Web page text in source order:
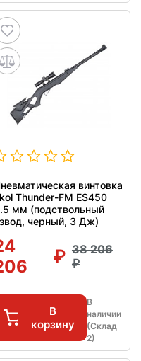
винтовка
Thunder-FM ES450
мм (подствольный
черный, 3 Дж)
38 206
В
корзину
В
наличии
(Склад
2)